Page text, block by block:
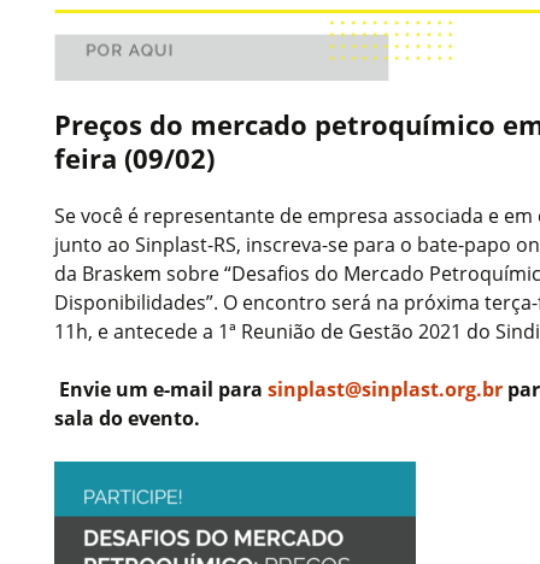
Preços do mercado petroquímico
feira (09/02)
Se você é representante de empresa associada e
junto ao Sinplast-RS, inscreva-se para o bate-papo
da Braskem sobre “Desafios do Mercado
Disponibilidades”. O encontro será na próxima
11h, e antecede a 1ª Reunião de Gestão 2021 do
Envie um e-mail para sinplast@sinplast.org.br
sala do evento.